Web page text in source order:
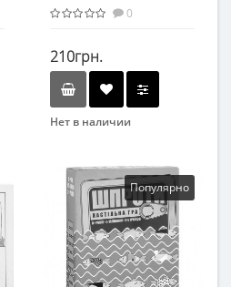
0
210грн.
Нет в наличии
Вид
Развивающие
Возраст
От 8 лет
Материал
Популярно